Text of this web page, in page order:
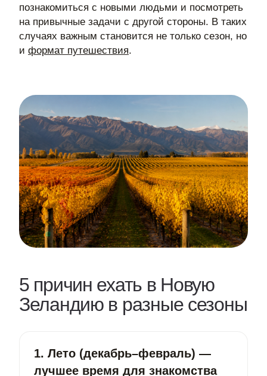
познакомиться с новыми людьми и посмотреть
на привычные задачи с другой стороны. В таких
случаях важным становится не только сезон, но
и формат путешествия.
5 причин ехать в Новую
Зеландию в разные сезоны
1. Лето (декабрь–февраль) —
лучшее время для знакомства